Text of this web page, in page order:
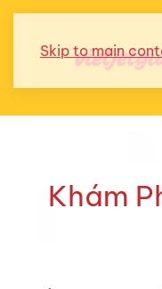
Skip to main
Khám